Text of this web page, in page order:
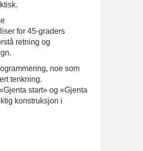
for 45-graders
retning og
noe som
tenkning.
start» og «Gjenta
konstruksjon i